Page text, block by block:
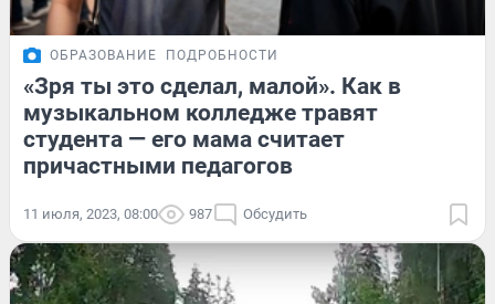
ОБРАЗОВАНИЕ ПОДРОБНОСТИ
«Зря ты это сделал, малой». Как в
музыкальном колледже травят
студента — его мама считает
причастными педагогов
11 июля, 2023, 08:00 987 Обсудить